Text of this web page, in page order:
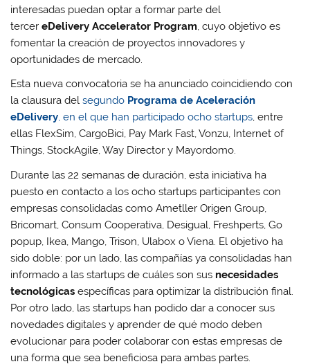
interesadas puedan optar a formar parte del
tercereDelivery Accelerator Program, cuyo objetivo es
fomentar la creación de proyectos innovadores y
oportunidades de mercado.
Esta nueva convocatoria se ha anunciado coincidiendo con
la clausura delsegundo Programa de Aceleración
eDelivery, en el que han participado ocho startups, entre
ellas FlexSim, CargoBici, Pay Mark Fast, Vonzu, Internet of
Things, StockAgile, Way Director y Mayordomo.
Durante las 22 semanas de duración, esta iniciativa ha
puesto en contacto a los ocho startups participantes con
empresas consolidadas como Ametller Origen Group,
Bricomart, Consum Cooperativa, Desigual, Freshperts, Go
popup, Ikea, Mango, Trison, Ulabox o Viena. El objetivo ha
sido doble: por un lado, las compañías ya consolidadas han
informado a las startups de cuáles son sus necesidades
tecnológicas específicas para optimizar la distribución final.
Por otro lado, las startups han podido dar a conocer sus
novedades digitales y aprender de qué modo deben
evolucionar para poder colaborar con estas empresas de
una forma que sea beneficiosa para ambas partes.